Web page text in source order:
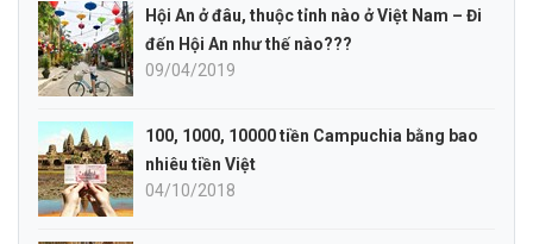
Hội An ở đâu, thuộc tỉnh nào ở Việt Nam – Đi
đến Hội An như thế nào???
09/04/2019
100, 1000, 10000 tiền Campuchia bằng bao
nhiêu tiền Việt
04/10/2018